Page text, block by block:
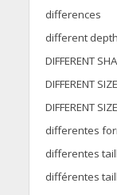
differences
different depth
DIFFERENT
DIFFERENT
DIFFERENT
differentes
differentes
différentes